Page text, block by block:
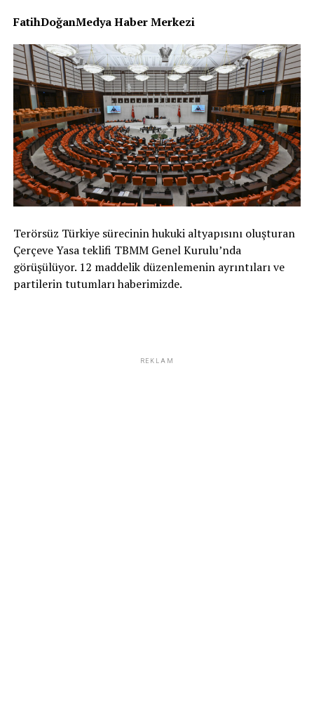
FatihDoğanMedya Haber Merkezi
Terörsüz Türkiye sürecinin hukuki altyapısını oluşturan
Çerçeve Yasa teklifi TBMM Genel Kurulu’nda
görüşülüyor. 12 maddelik düzenlemenin ayrıntıları ve
partilerin tutumları haberimizde.
REKLAM